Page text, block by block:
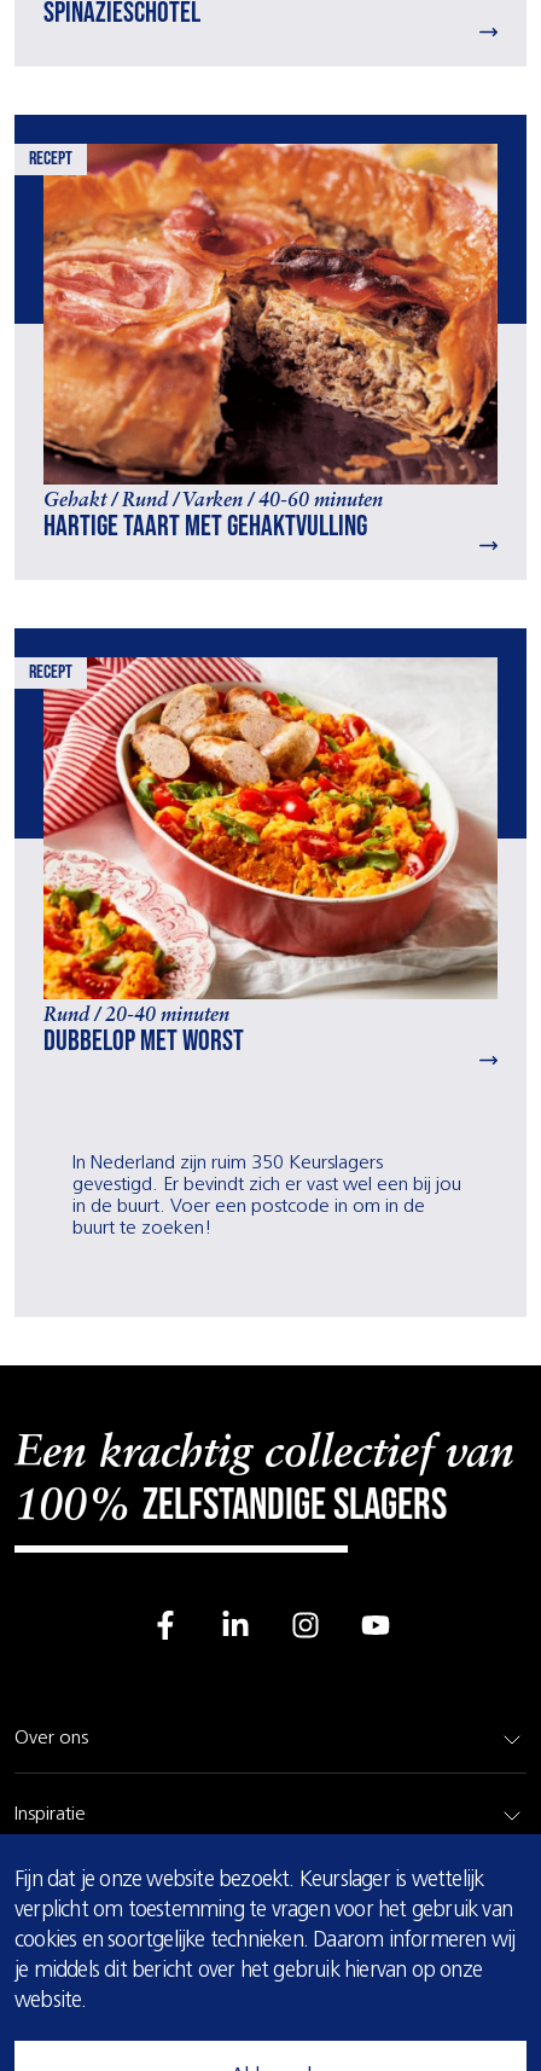
COOKIE
MELDING
Fijn dat je onze website bezoekt. Keurslager is wettelijk
verplicht om toestemming te vragen voor het gebruik van
cookies en soortgelijke technieken. Daarom informeren wij
je middels dit bericht over het gebruik hiervan op onze
website.
spinazieschotel
recept
Gehakt / Rund / Varken / 40-60 minuten
Hartige taart met gehaktvulling
recept
Rund / 20-40 minuten
Dubbelop met worst
In Nederland zijn ruim 350 Keurslagers
gevestigd. Er bevindt zich er vast wel een bij jou
in de buurt. Voer een postcode in om in de
buurt te zoeken!
Een krachtig collectief van
100% zelfstandige slagers
Over ons
Inspiratie
Rundvlees
Bereidingsadvies
Privacy & cookie verklaring